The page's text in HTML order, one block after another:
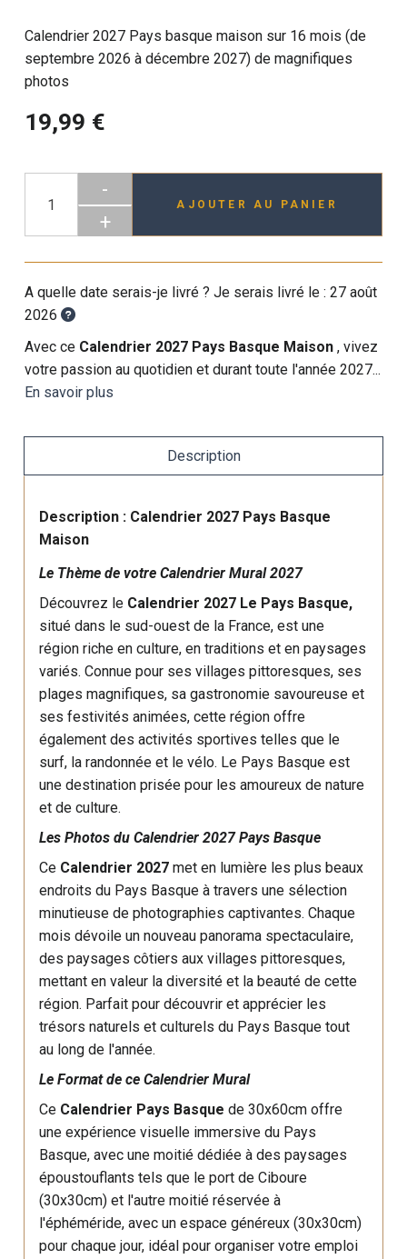
Calendrier 2027 Pays basque maison sur 16 mois (de
septembre 2026 à décembre 2027) de magnifiques
photos
19,99 €
-
+
AJOUTER AU PANIER
A quelle date serais-je livré ? Je serais livré le :27 août
2026
Avec ce Calendrier 2027 Pays Basque Maison, vivez
votre passion au quotidien et durant toute l'année 2027...
En savoir plus
Description
Description : Calendrier 2027 Pays Basque
Maison
Le Thème de votre Calendrier Mural 2027
Découvrez le Calendrier 2027 Le Pays Basque,
situé dans le sud-ouest de la France, est une
région riche en culture, en traditions et en paysages
variés. Connue pour ses villages pittoresques, ses
plages magnifiques, sa gastronomie savoureuse et
ses festivités animées, cette région offre
également des activités sportives telles que le
surf, la randonnée et le vélo. Le Pays Basque est
une destination prisée pour les amoureux de nature
et de culture.
Les Photos du Calendrier 2027 Pays Basque
Ce Calendrier 2027 met en lumière les plus beaux
endroits du Pays Basque à travers une sélection
minutieuse de photographies captivantes. Chaque
mois dévoile un nouveau panorama spectaculaire,
des paysages côtiers aux villages pittoresques,
mettant en valeur la diversité et la beauté de cette
région. Parfait pour découvrir et apprécier les
trésors naturels et culturels du Pays Basque tout
au long de l'année.
Le Format de ce Calendrier Mural
Ce Calendrier Pays Basquede 30x60cm offre
une expérience visuelle immersive du Pays
Basque, avec une moitié dédiée à des paysages
époustouflants tels que le port de Ciboure
(30x30cm) et l'autre moitié réservée à
l'éphéméride, avec un espace généreux (30x30cm)
pour chaque jour, idéal pour organiser votre emploi